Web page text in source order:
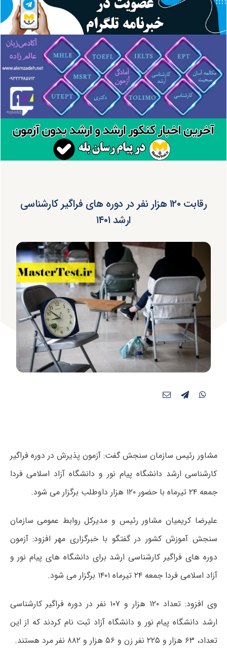
رقابت ۱۲۰ هزار نفر در دوره‌ های فراگیر کارشناسی
ارشد ۱۴۰۱
مشاور رئیس سازمان سنجش گفت: آزمون پذیرش در دوره فراگیر
کارشناسی ارشد دانشگاه پیام نور و دانشگاه آزاد اسلامی فردا
جمعه ۲۴ تیرماه با حضور ۱۲۰ هزار داوطلب برگزار می شود.
علیرضا کریمیان مشاور رئیس و مدیرکل روابط عمومی سازمان
سنجش آموزش کشور در گفتگو با خبرگزاری مهر افزود: آزمون
دوره های فراگیر کارشناسی ارشد برای دانشگاه های پیام نور و
آزاد اسلامی فردا جمعه ۲۴ تیرماه ۱۴۰۱ برگزار می شود.
وی افزود: تعداد ۱۲۰ هزار و ۱۰۷ نفر در دوره فراگیر کارشناسی
ارشد دانشگاه پیام نور و دانشگاه آزاد ثبت نام کردند که از این
تعداد، ۶۳ هزار و ۲۲۵ نفر زن و ۵۶ هزار و ۸۸۲ نفر مرد هستند.